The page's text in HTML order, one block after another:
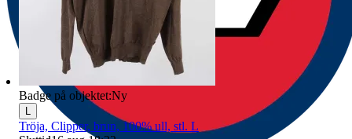
Badge på objektet:Ny
Tröja, Clipper, brun, 100% ull, stl. L